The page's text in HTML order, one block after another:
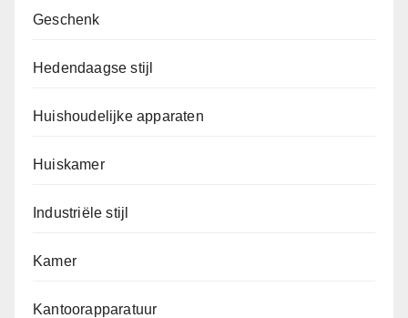
Geschenk
Hedendaagse stijl
Huishoudelijke apparaten
Huiskamer
Industriële stijl
Kamer
Kantoorapparatuur